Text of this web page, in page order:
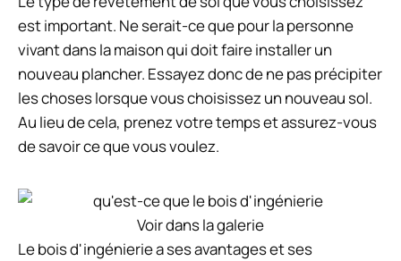
est important. Ne serait-ce que pour la personne
vivant dans la maison qui doit faire installer un
nouveau plancher. Essayez donc de ne pas précipiter
les choses lorsque vous choisissez un nouveau sol.
Au lieu de cela, prenez votre temps et assurez-vous
de savoir ce que vous voulez.
Voir dans la galerie
Le bois d'ingénierie a ses avantages et ses